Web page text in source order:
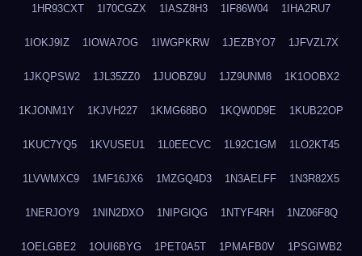
1HR93CXT 1I70CGZX 1IASZ8H3 1IF86W04 1IHA2RU7
1IOKJ9IZ 1IOWA7OG 1IWGPKRW 1JEZBYO7 1JFVZL7X
1JKQPSW2 1JL35ZZ0 1JUOBZ9U 1JZ9UNM8 1K1OOBX2
1KJONM1Y 1KJVH227 1KMG68BO 1KQW0D9E 1KUB22OP
1KUC7YQ5 1KVUSEU1 1L0EECVC 1L92C1GM 1LO2KT45
1LVWMXC9 1MF16JX6 1MZGQ4D3 1N3AELFF 1N3R82X5
1NERJOY9 1NIN2DXO 1NIPGIQG 1NTYF4RH 1NZ06F8Q
1OELGBE2 1OUI6BYG 1PET0A5T 1PMAFB0V 1PSGIWB2